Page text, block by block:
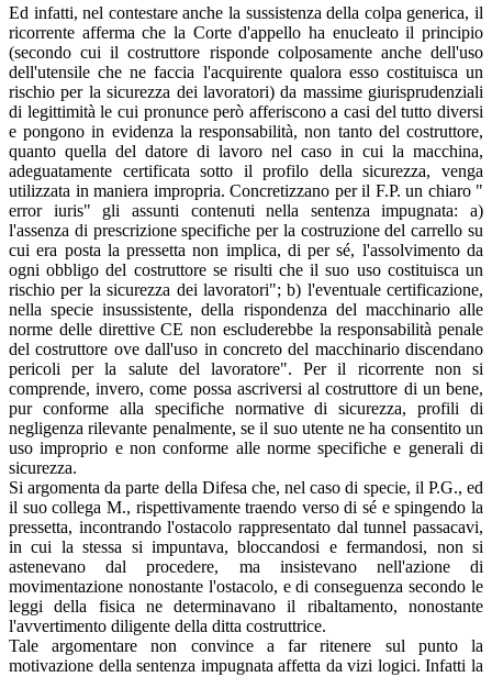
Ed infatti, nel contestare anche la sussistenza della colpa generica, il
ricorrente afferma che la Corte d'appello ha enucleato il principio
(secondo cui il costruttore risponde colposamente anche dell'uso
dell'utensile che ne faccia l'acquirente qualora esso costituisca un
rischio per la sicurezza dei lavoratori) da massime giurisprudenziali
di legittimità le cui pronunce però afferiscono a casi del tutto diversi
e pongono in evidenza la responsabilità, non tanto del costruttore,
quanto quella del datore di lavoro nel caso in cui la macchina,
adeguatamente certificata sotto il profilo della sicurezza, venga
utilizzata in maniera impropria. Concretizzano per il F.P. un chiaro "
error iuris" gli assunti contenuti nella sentenza impugnata: a)
l'assenza di prescrizione specifiche per la costruzione del carrello su
cui era posta la pressetta non implica, di per sé, l'assolvimento da
ogni obbligo del costruttore se risulti che il suo uso costituisca un
rischio per la sicurezza dei lavoratori"; b) l'eventuale certificazione,
nella specie insussistente, della rispondenza del macchinario alle
norme delle direttive CE non escluderebbe la responsabilità penale
del costruttore ove dall'uso in concreto del macchinario discendano
pericoli per la salute del lavoratore". Per il ricorrente non si
comprende, invero, come possa ascriversi al costruttore di un bene,
pur conforme alla specifiche normative di sicurezza, profili di
negligenza rilevante penalmente, se il suo utente ne ha consentito un
uso improprio e non conforme alle norme specifiche e generali di
sicurezza.
Si argomenta da parte della Difesa che, nel caso di specie, il P.G., ed
il suo collega M., rispettivamente traendo verso di sé e spingendo la
pressetta, incontrando l'ostacolo rappresentato dal tunnel passacavi,
in cui la stessa si impuntava, bloccandosi e fermandosi, non si
astenevano dal procedere, ma insistevano nell'azione di
movimentazione nonostante l'ostacolo, e di conseguenza secondo le
leggi della fisica ne determinavano il ribaltamento, nonostante
l'avvertimento diligente della ditta costruttrice.
Tale argomentare non convince a far ritenere sul punto la
motivazione della sentenza impugnata affetta da vizi logici. Infatti la